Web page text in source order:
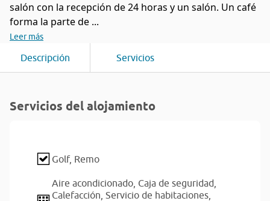
salón con la recepción de 24 horas y un salón. Un café
forma la parte de ...
Leer más
Descripción Servicios
Servicios del alojamiento
Golf, Remo
Aire acondicionado, Caja de seguridad,
Calefacción, Servicio de habitaciones,